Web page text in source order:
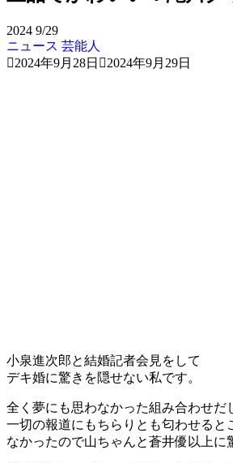
2024 9/29
ニュース 芸能人
2024年9月28日
2024年9月29日
小泉進次郎と結婚記者会見をして
デキ婚に驚きを隠せない私です。
全く夢にも思わなかった組み合わせだ
一切の報道にもちらりとも匂わせると
なかったので山ちゃんと蒼井優以上に